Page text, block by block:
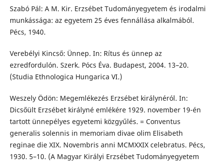
Szabó Pál: A M. Kir. Erzsébet Tudományegyetem és irodalmi
munkássága: az egyetem 25 éves fennállása alkalmából.
Pécs, 1940.
Verebélyi Kincső: Ünnep. In: Rítus és ünnep az
ezredfordulón. Szerk. Pócs Éva. Budapest, 2004. 13–20.
(Studia Ethnologica Hungarica VI.)
Weszely Ödön: Megemlékezés Erzsébet királynéról. In:
Dicsőült Erzsébet királyné emlékére 1929. november 19-én
tartott ünnepélyes egyetemi közgyűlés. = Conventus
generalis solennis in memoriam divae olim Elisabeth
reginae die XIX. Novembris anni MCMXXIX celebratus. Pécs,
1930. 5–10. (A Magyar Királyi Erzsébet Tudományegyetem